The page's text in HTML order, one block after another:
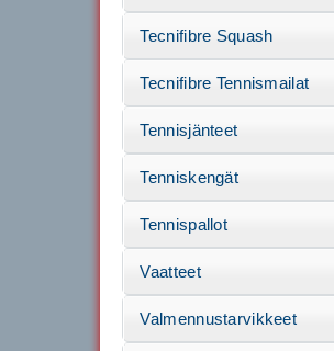
Tecnifibre Squash
Tecnifibre Tennismailat
Tennisjänteet
Tenniskengät
Tennispallot
Vaatteet
Valmennustarvikkeet